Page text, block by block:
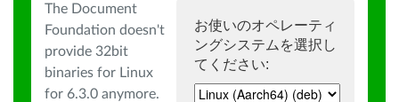
お使いのオペレーティ
ングシステムを選択し
てください:
The Document
Foundation doesn't
provide 32bit
binaries for Linux
for 6.3.0 anymore.